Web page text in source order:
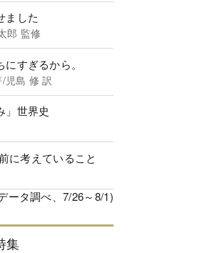
ました
郎 監修
すぎるから。
児島 修 訳
」世界史
に考えていること
ータ調べ、7/26～8/1)
集